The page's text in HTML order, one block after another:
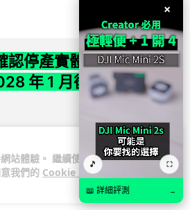
站體驗。 繼續使用
我們的 Cookie 政
停產實體光碟 包裝印
年 1 月後不出光碟遊
加貼提示貼紙，重申官方 7 月已公布
產新遊戲實體光碟。分析師預期 PS6
×
🎵 ⛶
📖 詳細評測 →